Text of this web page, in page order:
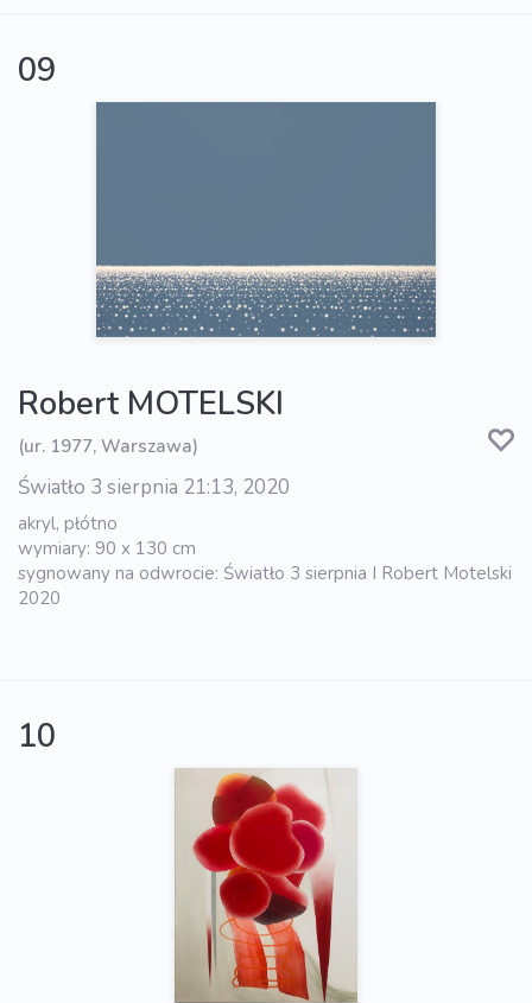
09
Robert MOTELSKI
(ur. 1977, Warszawa)
Światło 3 sierpnia 21:13, 2020
akryl, płótno
wymiary: 90 x 130 cm
sygnowany na odwrocie: Światło 3 sierpnia I Robert Motelski
2020
10